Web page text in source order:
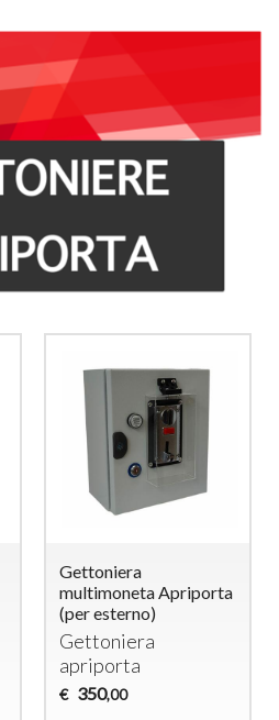
Gettoniera
multimoneta Apriporta
(per esterno)
Gettoniera
apriporta
€ 350,00